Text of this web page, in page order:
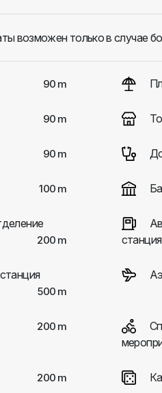
возможен только в случае
90 m
90 m
90 m
100 m
200 m
станция
500 m
200 m
200 m